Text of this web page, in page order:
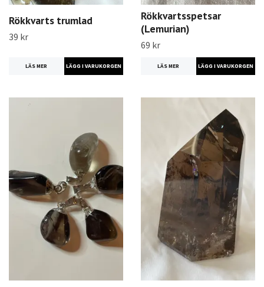
Rökkvarts trumlad
39 kr
LÄS MER
Rökkvartsspetsar
(Lemurian)
69 kr
LÄS MER